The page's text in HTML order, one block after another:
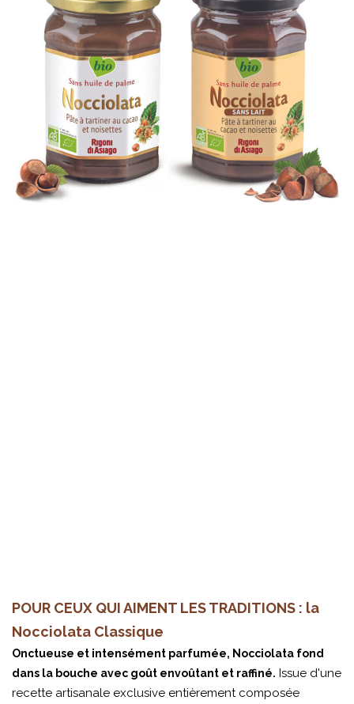
POUR CEUX QUI AIMENT LES TRADITIONS : la
Nocciolata Classique
Onctueuse et intensément parfumée, Nocciolata fond
dans la bouche avec goût envoûtant et raffiné. Issue d'une
recette artisanale exclusive entièrement composée